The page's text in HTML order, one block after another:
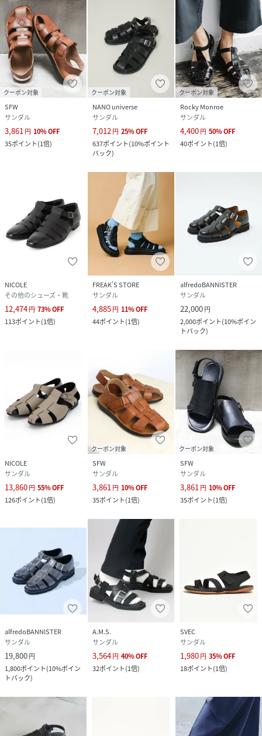
クーポン対象
SFW
サンダル
3,861 円 10%OFF
35ポイント(1倍)
クーポン対象
NANO universe
サンダル
7,012 円 25%OFF
637ポイント(10%ポイント
バック)
クーポン対象
Rocky Monroe
サンダル
4,400円 50%OFF
40ポイント(1倍)
NICOLE
その他のシューズ・靴
12,474円 73%OFF
113ポイント(1倍)
FREAK’S STORE
サンダル
4,885円 11%OFF
44ポイント(1倍)
alfredoBANNISTER
サンダル
22,000円
2,000ポイント(10%ポイン
トバック)
NICOLE
サンダル
13,860円 55%OFF
126ポイント(1倍)
クーポン対象
SFW
サンダル
3,861 円 10%OFF
35ポイント(1倍)
クーポン対象
SFW
サンダル
3,861 円 10%OFF
35ポイント(1倍)
alfredoBANNISTER
サンダル
19,800円
1,800ポイント(10%ポイン
トバック)
A.M.S.
サンダル
3,564円 40%OFF
32ポイント(1倍)
SVEC
サンダル
1,980円 35%OFF
18ポイント(1倍)